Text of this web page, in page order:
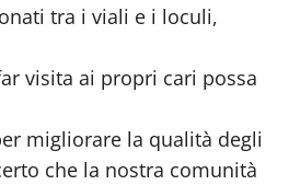
tra i viali e i loculi,
visita ai propri cari possa
migliorare la qualità degli
che la nostra comunità